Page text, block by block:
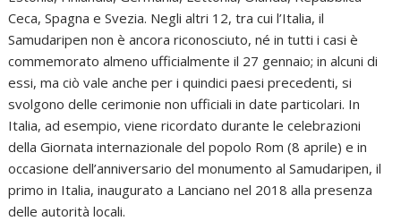
Ceca, Spagna e Svezia. Negli altri 12, tra cui l’Italia, il
Samudaripen non è ancora riconosciuto, né in tutti i casi è
commemorato almeno ufficialmente il 27 gennaio; in alcuni di
essi, ma ciò vale anche per i quindici paesi precedenti, si
svolgono delle cerimonie non ufficiali in date particolari. In
Italia, ad esempio, viene ricordato durante le celebrazioni
della Giornata internazionale del popolo Rom (8 aprile) e in
occasione dell’anniversario del monumento al Samudaripen, il
primo in Italia, inaugurato a Lanciano nel 2018 alla presenza
delle autorità locali.